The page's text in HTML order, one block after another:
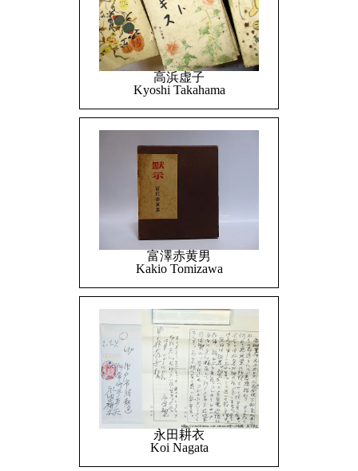
高浜虚子
Kyoshi Takahama
富澤赤黄男
Kakio Tomizawa
永田耕衣
Koi Nagata